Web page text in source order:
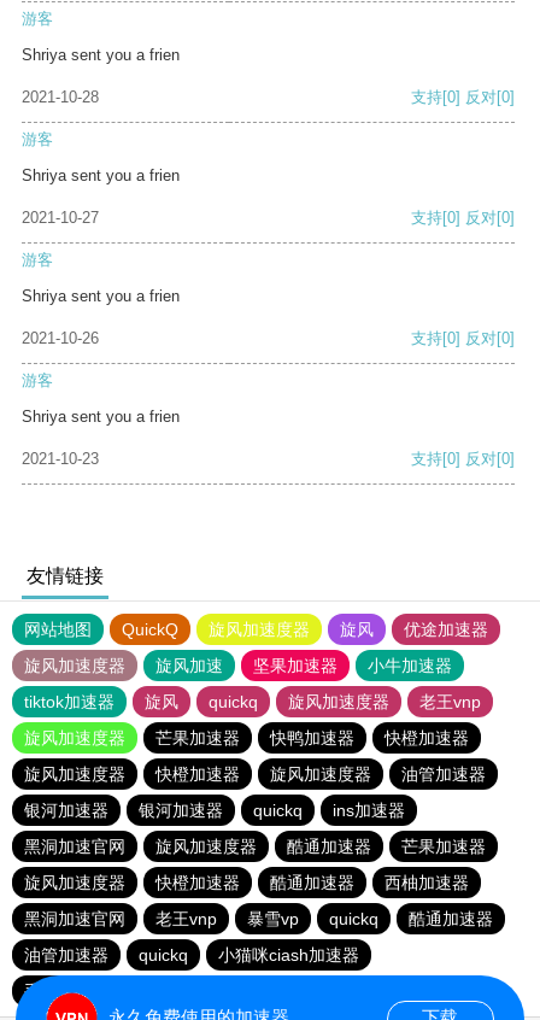
游客
Shriya sent you a frien
2021-10-28 支持[0] 反对[0]
游客
Shriya sent you a frien
2021-10-27 支持[0] 反对[0]
游客
Shriya sent you a frien
2021-10-26 支持[0] 反对[0]
游客
Shriya sent you a frien
2021-10-23 支持[0] 反对[0]
友情链接
网站地图 QuickQ 旋风加速度器 旋风
优途加速器
旋风加速度器
旋风加速 坚果加速器
小牛加速器
tiktok加速器
旋风 quickq 旋风加速度器
老王vnp
旋风加速度器
芒果加速器 快鸭加速器
快橙加速器
旋风加速度器
快橙加速器 旋风加速度器
油管加速器
银河加速器
银河加速器 quickq
ins加速器
黑洞加速官网
旋风加速度器 酷通加速器
芒果加速器
旋风加速度器
快橙加速器 酷通加速器
西柚加速器
黑洞加速官网
老王vnp 暴雪vp quickq
酷通加速器
油管加速器
quickq
小猫咪ciash加速器
手机外国加速器官网